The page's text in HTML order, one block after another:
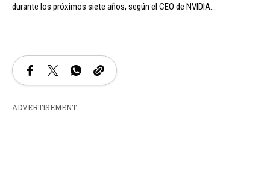
durante los próximos siete años, según el CEO de NVIDIA…
ADVERTISEMENT